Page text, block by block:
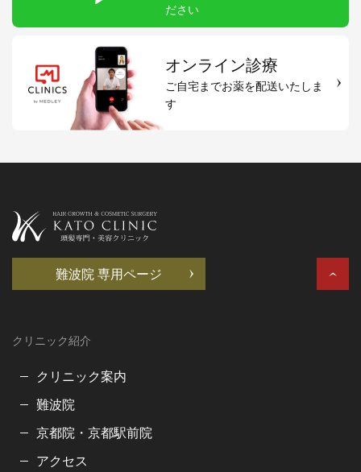
ださい
オンライン診療
ご自宅までお薬を配送いたしま
す
難波院 専用ページ
クリニック紹介
クリニック案内
難波院
京都院・京都駅前院
アクセス